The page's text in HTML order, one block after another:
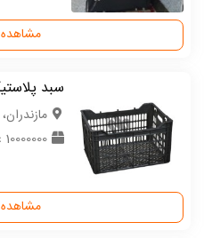
سبد
10000000 عدد